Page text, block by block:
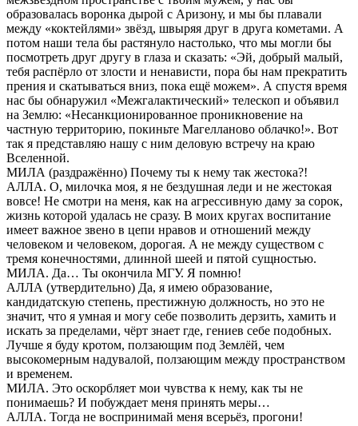
образовалась воронка дырой с Аризону, и мы бы плавали
между «коктейлями» звёзд, швыряя друг в друга кометами. А
потом наши тела бы растянуло настолько, что мы могли бы
посмотреть друг другу в глаза и сказать: «Эй, добрый малый,
тебя распёрло от злости и ненависти, пора бы нам прекратить
прения и скатываться вниз, пока ещё можем». А спустя время
нас бы обнаружил «Межгалактический» телескоп и объявил
на Землю: «Несанкционированное проникновение на
частную территорию, покиньте Магелланово облачко!». Вот
так я представляю нашу с ним деловую встречу на краю
Вселенной.
МИЛА (раздражённо) Почему ты к нему так жестока?!
АЛЛА. О, милочка моя, я не бездушная леди и не жестокая
вовсе! Не смотри на меня, как на агрессивную даму за сорок,
жизнь которой удалась не сразу. В моих кругах воспитание
имеет важное звено в цепи нравов и отношений между
человеком и человеком, дорогая. А не между существом с
тремя конечностями, длинной шеей и пятой сущностью.
МИЛА. Да… Ты окончила МГУ. Я помню!
АЛЛА (утвердительно) Да, я имею образование,
кандидатскую степень, престижную должность, но это не
значит, что я умная и могу себе позволить дерзить, хамить и
искать за пределами, чёрт знает где, гениев себе подобных.
Лучше я буду кротом, ползающим под Землёй, чем
высокомерным надувалой, ползающим между пространством
и временем.
МИЛА. Это оскорбляет мои чувства к нему, как ты не
понимаешь? И побуждает меня принять меры…
АЛЛА. Тогда не воспринимай меня всерьёз, прогони!